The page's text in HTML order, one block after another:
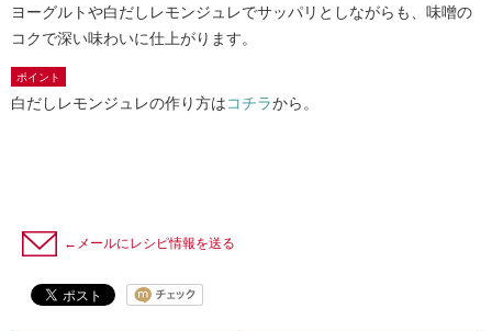
ヨーグルトや白だしレモンジュレでサッパリとしながらも、味噌の
コクで深い味わいに仕上がります。
ポイント
白だしレモンジュレの作り方はコチラから。
←メールにレシピ情報を送る